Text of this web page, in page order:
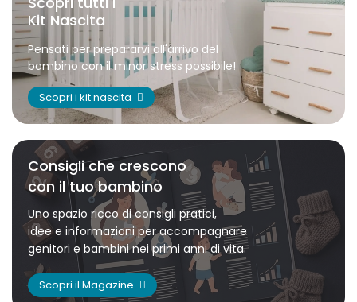
Kit Nascita
Pensati per prepararvi all'arrivo del
bambino con il minor stress possibile!
Scopri i kit nascita
Consigli che crescono
con il tuo bambino
Uno spazio ricco di consigli pratici,
idee e informazioni per accompagnare
genitori e bambini nei primi anni di vita.
Scopri il Magazine